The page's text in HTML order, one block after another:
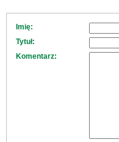
Imię:
Tytuł:
Komentarz: